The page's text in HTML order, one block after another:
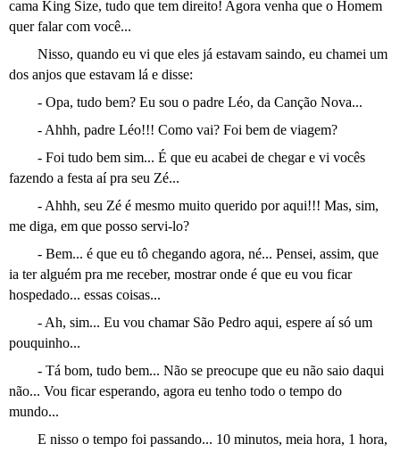
cama King Size, tudo que tem direito! Agora venha que o Homem
quer falar com você...
Nisso, quando eu vi que eles já estavam saindo, eu chamei um
dos anjos que estavam lá e disse:
- Opa, tudo bem? Eu sou o padre Léo, da Canção Nova...
- Ahhh, padre Léo!!! Como vai? Foi bem de viagem?
- Foi tudo bem sim... É que eu acabei de chegar e vi vocês
fazendo a festa aí pra seu Zé...
- Ahhh, seu Zé é mesmo muito querido por aqui!!! Mas, sim,
me diga, em que posso servi-lo?
- Bem... é que eu tô chegando agora, né... Pensei, assim, que
ia ter alguém pra me receber, mostrar onde é que eu vou ficar
hospedado... essas coisas...
- Ah, sim... Eu vou chamar São Pedro aqui, espere aí só um
pouquinho...
- Tá bom, tudo bem... Não se preocupe que eu não saio daqui
não... Vou ficar esperando, agora eu tenho todo o tempo do
mundo...
E nisso o tempo foi passando... 10 minutos, meia hora, 1 hora,